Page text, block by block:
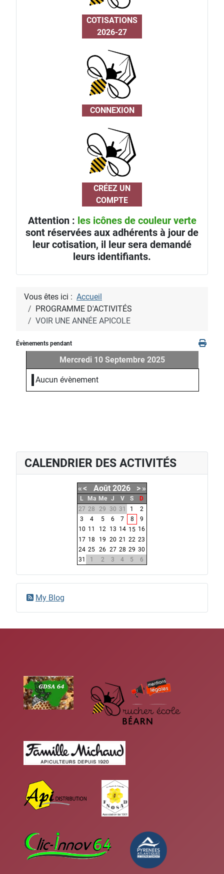
COTISATIONS
2026-27
CONNEXION
CRÉEZ UN
COMPTE
Attention : les icônes de couleur verte
sont réservées aux adhérents à jour de
leur cotisation, il leur sera demandé
leurs identifiants.
Vous êtes ici : Accueil
PROGRAMME D'ACTIVITÉS
VOIR UNE ANNÉE APICOLE
Évènements pendant
Mercredi 10 Septembre 2025
Aucun évènement
CALENDRIER DES ACTIVITÉS
«< Août 2026 > »
L Ma Me J V S
D
27 28 29 30 31 1
2
3
4 5 6 7 8
9
10 11 12 13 14 15 16
17 18 19 20 21 22 23
24 25 26 27 28 29 30
31
1 2 3 4 5 6
My Blog